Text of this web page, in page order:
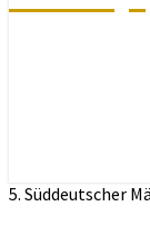
5. Süddeutscher